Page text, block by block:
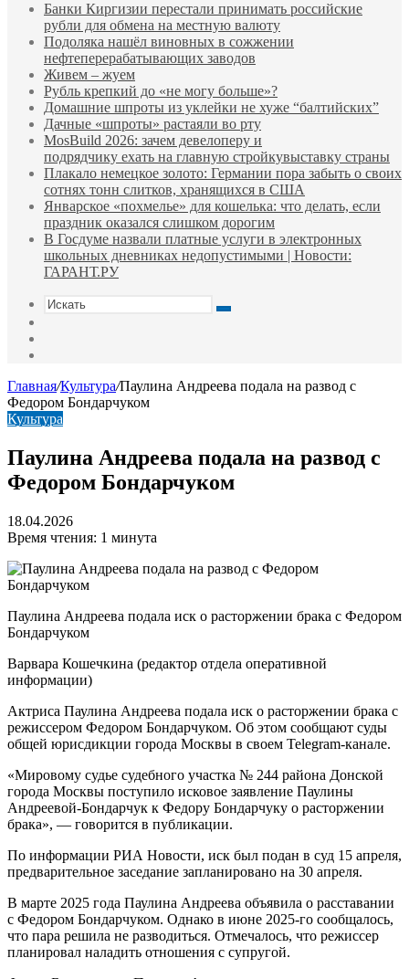
Банки Киргизии перестали принимать российские
рубли для обмена на местную валюту
Подоляка нашёл виновных в сожжении
нефтеперерабатывающих заводов
Живем – жуем
Рубль крепкий до «не могу больше»?
Домашние шпроты из уклейки не хуже “балтийских”
Дачные «шпроты» растаяли во рту
MosBuild 2026: зачем девелоперу и
подрядчиĸу ехать на главную стройĸувыставĸу страны
Плакало немецкое золото: Германии пора забыть о своих
сотнях тонн слитков, хранящихся в США
Январское «похмелье» для кошелька: что делать, если
праздник оказался слишком дорогим
В Госдуме назвали платные услуги в электронных
школьных дневниках недопустимыми | Новости:
ГАРАНТ.РУ
Искать
Главная/Культура/Паулина Андреева подала на развод с
Федором Бондарчуком
Культура
Паулина Андреева подала на развод с
Федором Бондарчуком
18.04.2026
Время чтения: 1 минута
Паулина Андреева подала иск о расторжении брака с Федором
Бондарчуком
Варвара Кошечкина (редактор отдела оперативной
информации)
Актриса Паулина Андреева подала иск о расторжении брака с
режиссером Федором Бондарчуком. Об этом сообщают суды
общей юрисдикции города Москвы в своем Telegram-канале.
«Мировому судье судебного участка № 244 района Донской
города Москвы поступило исковое заявление Паулины
Андреевой-Бондарчук к Федору Бондарчуку о расторжении
брака», — говорится в публикации.
По информации РИА Новости, иск был подан в суд 15 апреля,
предварительное заседание запланировано на 30 апреля.
В марте 2025 года Паулина Андреева объявила о расставании
с Федором Бондарчуком. Однако в июне 2025-го сообщалось,
что пара решила не разводиться. Отмечалось, что режиссер
планировал наладить отношения с супругой.